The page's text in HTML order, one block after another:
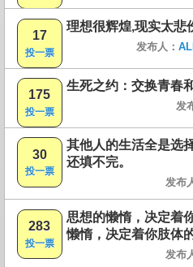
17
投一票
理想很辉煌,现实太悲
发布人：
175
投一票
生死之约：交换青春
发
30
投一票
其他人的生活全是选
还填不完。
发布
283
投一票
思想的懒惰，决定着
懒惰，决定着你肢体
发布